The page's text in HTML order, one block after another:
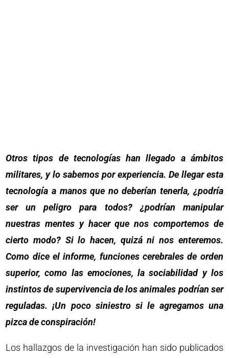
Otros tipos de tecnologías han llegado a ámbitos
militares, y lo sabemos por experiencia. De llegar esta
tecnología a manos que no deberían tenerla, ¿podría
ser un peligro para todos? ¿podrían manipular
nuestras mentes y hacer que nos comportemos de
cierto modo? Si lo hacen, quizá ni nos enteremos.
Como dice el informe, funciones cerebrales de orden
superior, como las emociones, la sociabilidad y los
instintos de supervivencia de los animales podrían ser
reguladas. ¡Un poco siniestro si le agregamos una
pizca de conspiración!
Los hallazgos de la investigación han sido publicados